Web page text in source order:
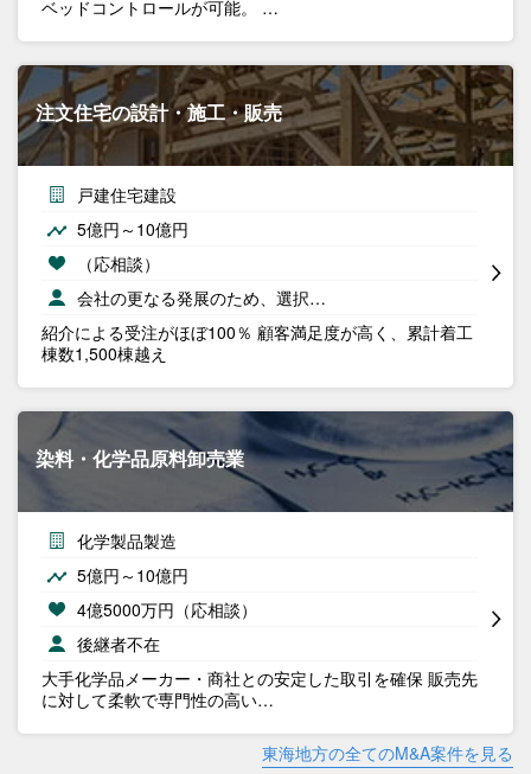
ベッドコントロールが可能。 …
注文住宅の設計・施工・販売
戸建住宅建設
5億円～10億円
（応相談）
会社の更なる発展のため、選択…
紹介による受注がほぼ100％ 顧客満足度が高く、累計着工
棟数1,500棟越え
染料・化学品原料卸売業
化学製品製造
5億円～10億円
4億5000万円（応相談）
後継者不在
大手化学品メーカー・商社との安定した取引を確保 販売先
に対して柔軟で専門性の高い…
東海地方の全てのM&A案件を見る